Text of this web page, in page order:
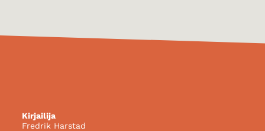
Kirjailija
Fredrik Harstad